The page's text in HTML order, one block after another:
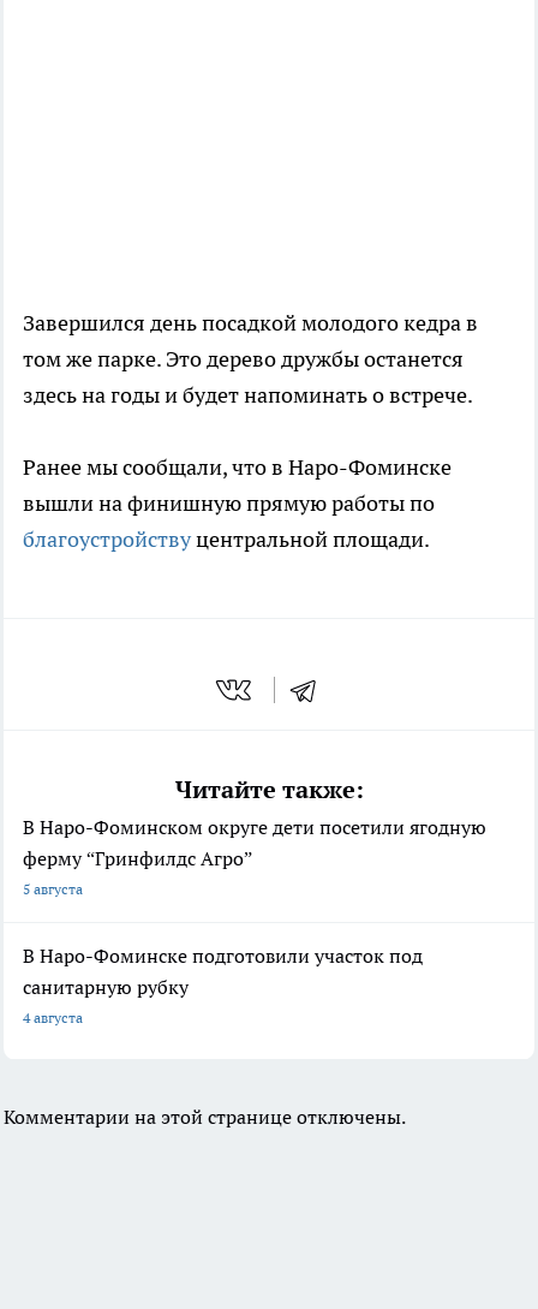
Завершился день посадкой молодого кедра в
том же парке. Это дерево дружбы останется
здесь на годы и будет напоминать о встрече.
Ранее мы сообщали, что в Наро-Фоминске
вышли на финишную прямую работы по
благоустройствуцентральной площади.
Читайте также:
В Наро-Фоминском округе дети посетили ягодную
ферму “Гринфилдс Агро”
5 августа
В Наро-Фоминске подготовили участок под
санитарную рубку
4 августа
Комментарии на этой странице отключены.